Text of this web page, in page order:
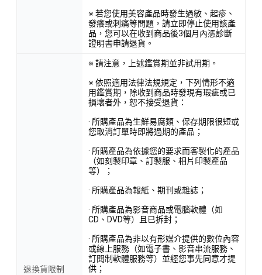
※ 若您使用美容產品時發生過敏、起疹、
發癢或刺痛等問題，請立即停止使用該產
品，您可以在收到商品後3個月內憑診斷
證明書申請退貨。
退換貨限制
※ 請注意，上述鑑賞期並非試用期。
※ 依照適用法律法規規定，下列情形不適
用鑑賞期，除收到商品時發現有瑕疵或已
損壞者外，恕不接受退貨：
· 所購產品為生鮮易腐類、保存期限很短或
您取消訂單時即將過期的產品；
· 所購產品為依據您的要求而客製化的產品
（如刻製印章、訂製服、相片印製產品
等）；
· 所購產品為報紙、期刊或雜誌；
· 所購產品為影音商品或電腦軟體（如
CD、DVD等）且已拆封；
· 所購產品為非以有形媒介提供的數位內容
或線上服務（如電子書、影音串流服務、
訂閱制軟體服務等）並經您事先同意才提
供；